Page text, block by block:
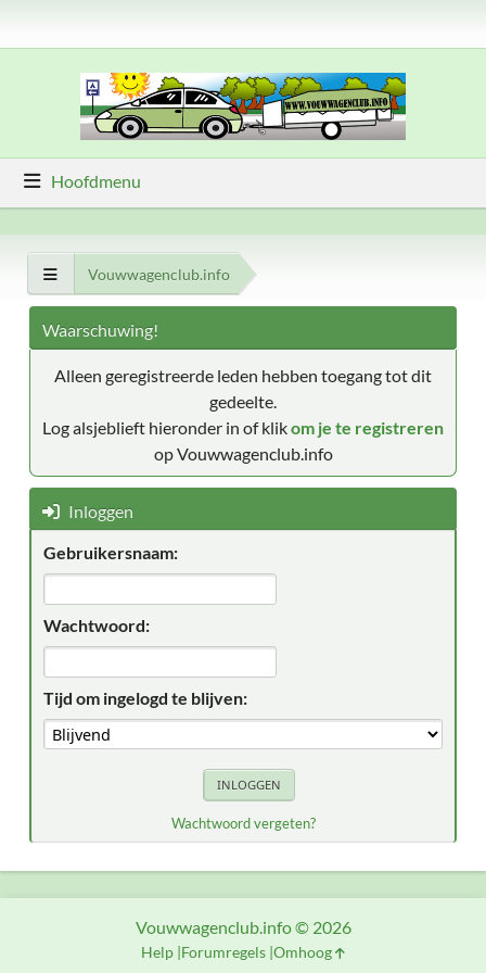
Hoofdmenu
Vouwwagenclub.info
Waarschuwing!
Alleen geregistreerde leden hebben toegang tot dit
gedeelte.
Log alsjeblieft hieronder in of klikom je te registreren
op Vouwwagenclub.info
Inloggen
Gebruikersnaam:
Wachtwoord:
Tijd om ingelogd te blijven:
Wachtwoord vergeten?
Vouwwagenclub.info © 2026
Help Forumregels Omhoog